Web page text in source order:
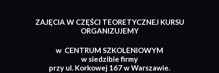
ZAJĘCIA W CZĘŚCI TEORETYCZNEJ KURSU
ORGANIZUJEMY
w CENTRUM SZKOLENIOWYM
w siedzibie firmy
przy ul. Korkowej 167 w Warszawie.